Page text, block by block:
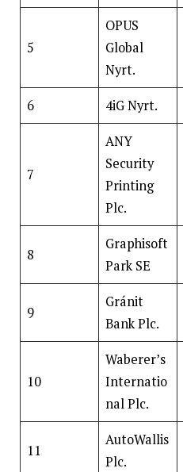
5
OPUS
Global
Nyrt.
6 4iG Nyrt.
7
ANY
Security
Printing
Plc.
8
Graphisoft
Park SE
9
Gránit
Bank Plc.
10
Waberer’s
Internatio
nal Plc.
11
AutoWallis
Plc.